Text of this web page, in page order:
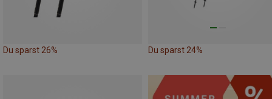
Du sparst 26% Du sparst 24%